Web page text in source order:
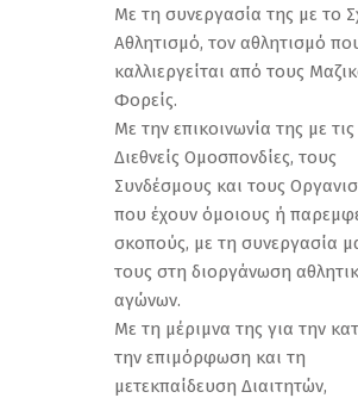
Με τη συνεργασία της με το
Αθλητισμό, τον αθλητισμό
καλλιεργείται από τους
Φορείς.
Με την επικοινωνία της με τις
Διεθνείς Ομοσπονδίες, τους
Συνδέσμους και τους
που έχουν όμοιους ή
σκοπούς, με τη συνεργασία
τους στη διοργάνωση
αγώνων.
Με τη μέριμνα της για την
την επιμόρφωση και τη
μετεκπαίδευση Διαιτητών,